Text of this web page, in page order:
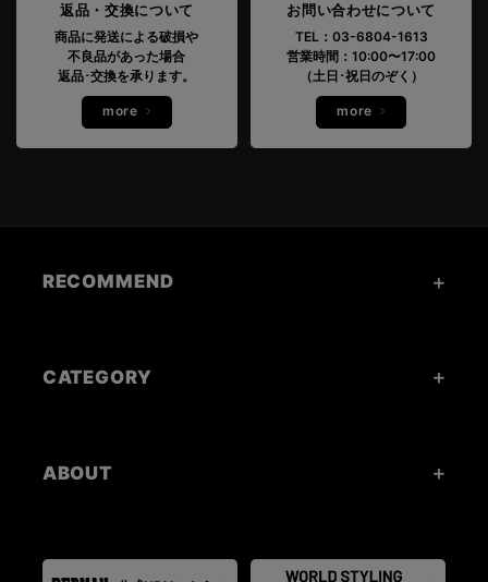
返品・交換について
商品に発送による破損や
不良品があった場合
返品･交換を承ります。
more
お問い合わせについて
TEL：03-6804-1613
営業時間：10:00〜17:00
（土日･祝日のぞく）
more
RECOMMEND
CATEGORY
ABOUT